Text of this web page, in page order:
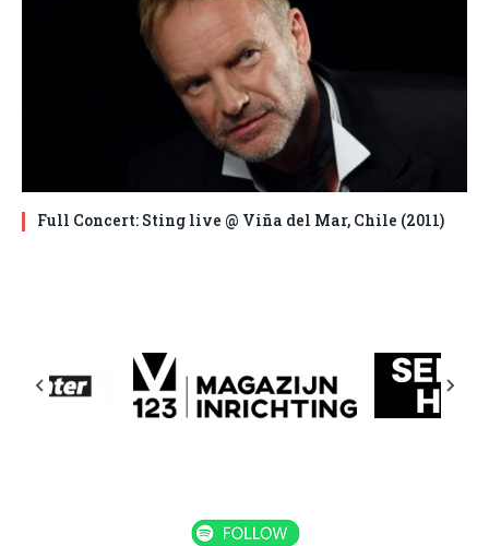
Full Concert: Sting live @ Viña del Mar, Chile (2011)